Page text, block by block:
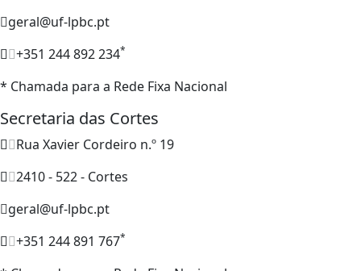
geral@uf-lpbc.pt
+351 244 892 234*
* Chamada para a Rede Fixa Nacional
Secretaria das Cortes
Rua Xavier Cordeiro n.º 19
2410 - 522 - Cortes
geral@uf-lpbc.pt
+351 244 891 767*